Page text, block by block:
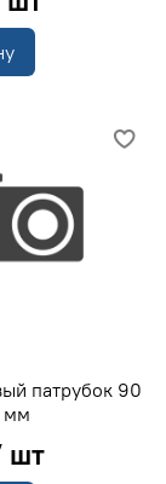
патрубок 90
мм